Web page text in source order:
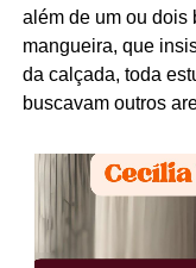
além de um ou dois
mangueira, que
da calçada, toda
buscavam outros